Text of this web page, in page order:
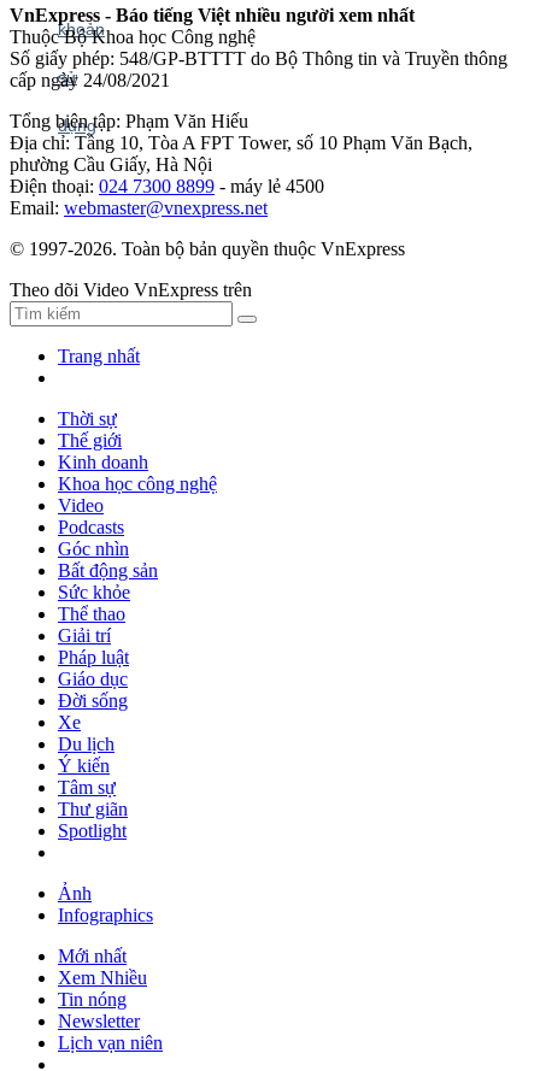
VnExpress - Báo tiếng Việt nhiều người xem nhất
Thuộc Bộ Khoa học Công nghệ
Số giấy phép: 548/GP-BTTTT do Bộ Thông tin và Truyền thông
cấp ngày 24/08/2021
Tổng biên tập: Phạm Văn Hiếu
Địa chỉ: Tầng 10, Tòa A FPT Tower, số 10 Phạm Văn Bạch,
phường Cầu Giấy, Hà Nội
Điện thoại: 024 7300 8899 - máy lẻ 4500
Email: webmaster@vnexpress.net
© 1997-2026. Toàn bộ bản quyền thuộc VnExpress
Theo dõi Video VnExpress trên
Trang nhất
Thời sự
Thế giới
Kinh doanh
Khoa học công nghệ
Video
Podcasts
Góc nhìn
Bất động sản
Sức khỏe
Thể thao
Giải trí
Pháp luật
Giáo dục
Đời sống
Xe
Du lịch
Ý kiến
Tâm sự
Thư giãn
Spotlight
Ảnh
Infographics
Mới nhất
Xem Nhiều
Tin nóng
Newsletter
Lịch vạn niên